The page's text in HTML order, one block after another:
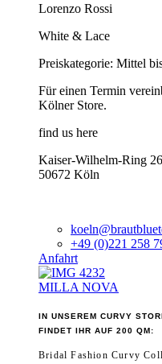
Lorenzo Rossi
White & Lace
Preiskategorie: Mittel
Für einen Termin
Kölner Store.
find us here
Kaiser-Wilhelm-Ring 26
50672 Köln
+49 (0)221 258
Anfahrt
MILLA NOVA
IN UNSEREM CURVY
FINDET IHR AUF 200 QM:
Bridal Fashion Curvy